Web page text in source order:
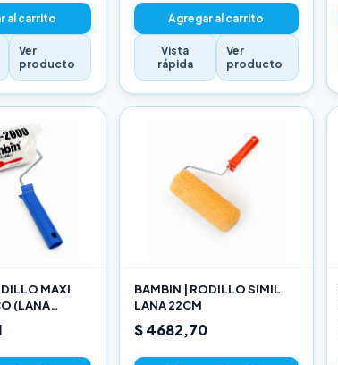
al carrito
Ver
producto
Agregar al carrito
Vista
rápida
Ver
producto
MAXI
(LANA
22CM
BAMBIN | RODILLO SIMIL
LANA 22CM
$ 4682,70